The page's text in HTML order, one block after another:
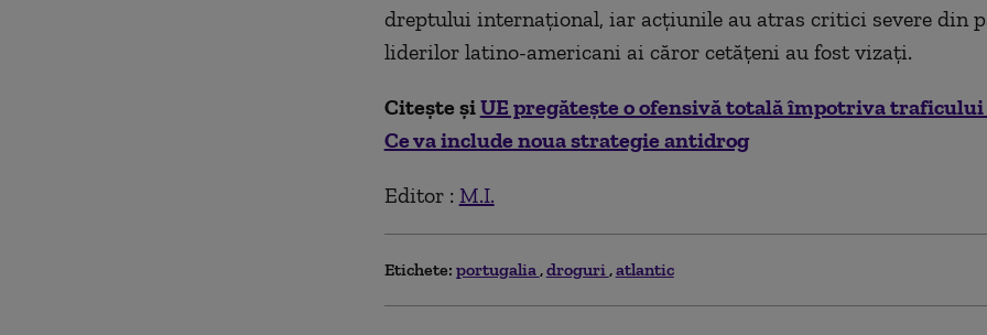
dreptului internațional, iar acțiunile au atras critici severe din
liderilor latino-americani ai căror cetățeni au fost vizați.
Citește șiUE pregătește o ofensivă totală împotriva traficului
Ce va include noua strategie antidrog
Editor : M.I.
Etichete: portugalia droguri atlantic